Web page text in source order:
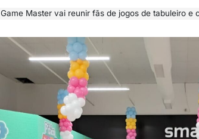
Game Master vai reunir fãs de jogos de tabuleiro e cartas